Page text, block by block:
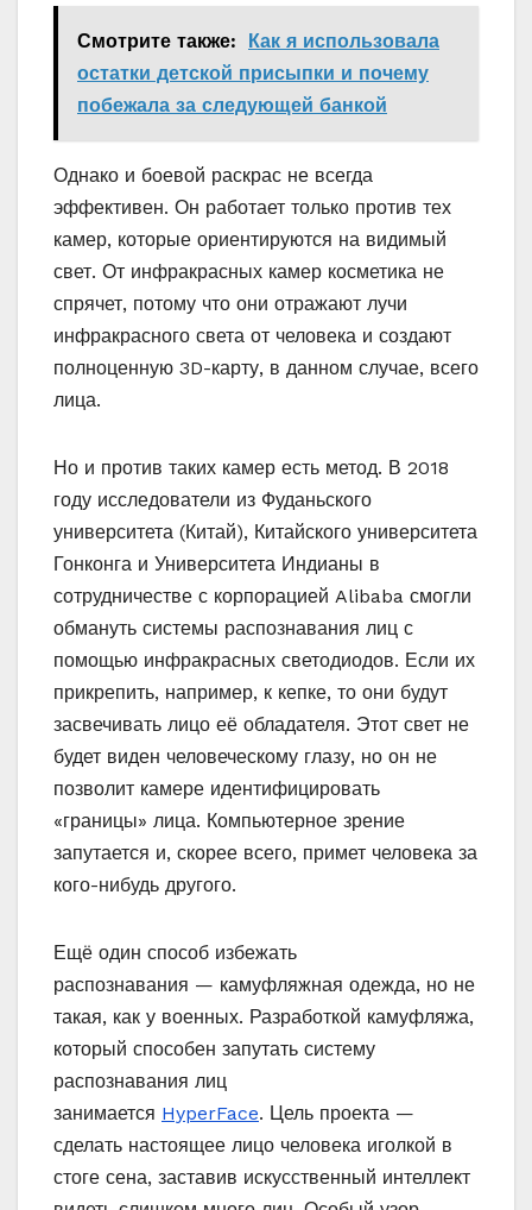
Смотрите также:
Как я использовала
остатки детской присыпки и почему
побежала за следующей банкой
Однако и боевой раскрас не всегда
эффективен. Он работает только против тех
камер, которые ориентируются на видимый
свет. От инфракрасных камер косметика не
спрячет, потому что они отражают лучи
инфракрасного света от человека и создают
полноценную 3D-карту, в данном случае, всего
лица.
Но и против таких камер есть метод. В 2018
году исследователи из Фуданьского
университета (Китай), Китайского университета
Гонконга и Университета Индианы в
сотрудничестве с корпорацией Alibaba смогли
обмануть системы распознавания лиц с
помощью инфракрасных светодиодов. Если их
прикрепить, например, к кепке, то они будут
засвечивать лицо её обладателя. Этот свет не
будет виден человеческому глазу, но он не
позволит камере идентифицировать
«границы» лица. Компьютерное зрение
запутается и, скорее всего, примет человека за
кого-нибудь другого.
Ещё один способ избежать
распознавания — камуфляжная одежда, но не
такая, как у военных. Разработкой камуфляжа,
который способен запутать систему
распознавания лиц
занимается HyperFace. Цель проекта —
сделать настоящее лицо человека иголкой в ​​
стоге сена, заставив искусственный интеллект